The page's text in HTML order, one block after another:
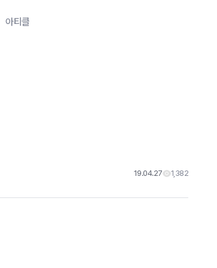
아티클
19.04.27 1,382